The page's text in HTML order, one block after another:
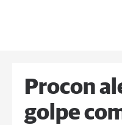
Procon
golpe